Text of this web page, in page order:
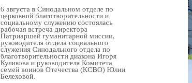
6 августа в Синодальном отделе по
церковной благотворительности и
социальному служению состоялась
рабочая встреча директора
Патриаршей гуманитарной миссии,
руководителя отдела социального
служения Синодального отдела по
благотворительности диакона Игоря
Куликова и руководителя Комитета
семей воинов Отечества (КСВО) Юлии
Белеховой.